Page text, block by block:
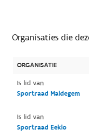
Organisaties die
ORGANISATIE
Is lid van
Sportraad Maldegem
Is lid van
Sportraad Eeklo